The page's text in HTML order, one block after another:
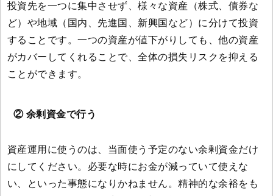
投資先を一つに集中させず、様々な資産（株式、債券な
ど）や地域（国内、先進国、新興国など）に分けて投資
することです。一つの資産が値下がりしても、他の資産
がカバーしてくれることで、全体の損失リスクを抑える
ことができます。
② 余剰資金で行う
資産運用に使うのは、当面使う予定のない余剰資金だけ
にしてください。必要な時にお金が減っていて使えな
い、といった事態になりかねません。精神的な余裕をも